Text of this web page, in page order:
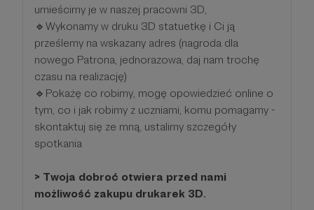
umieścimy je w naszej pracowni 3D,
🔹Wykonamy w druku 3D statuetkę i Ci ją
prześlemy na wskazany adres (nagroda dla
nowego Patrona, jednorazowa, daj nam trochę
czasu na realizację)
🔹Pokażę co robimy, mogę opowiedzieć online o
tym, co i jak robimy z uczniami, komu pomagamy -
skontaktuj się ze mną, ustalimy szczegóły
spotkania
> Twoja dobroć otwiera przed nami
możliwość zakupu drukarek 3D.